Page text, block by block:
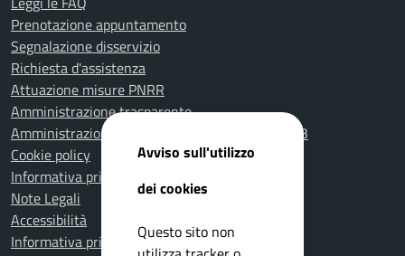
Prenotazione appuntamento
Segnalazione disservizio
Richiesta d'assistenza
Attuazione misure PNRR
Amministrazione trasparente
Amministrazione Trasparente fino al 31.12.2023
Cookie policy
Informativa privacy
Note Legali
Accessibilità
Informativa privacy Videosorveglianza
Avviso sull'utilizzo
dei cookies
Questo sito non